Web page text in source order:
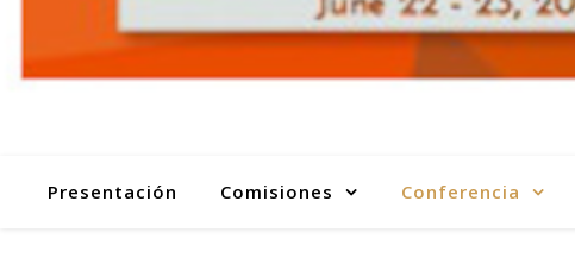
Presentación Comisiones Conferencia